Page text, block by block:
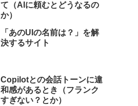
て（AIに頼むとどうなるの
か）
「あのUIの名前は？」を解
決するサイト
Copilotとの会話トーンに違
和感があるとき（フランク
すぎない？とか）